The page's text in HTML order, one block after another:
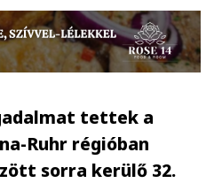
tettek a
Ruhr régióban
sorra kerülő 32.